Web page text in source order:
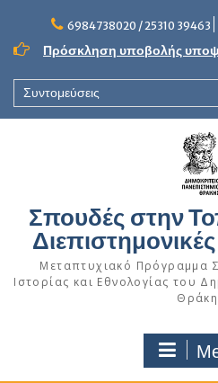
content
6984738020 / 25310 39463
Πρόσκληση υποβολής
Συντομεύσεις
Σπουδές στην
Μεταπτυχιακό Πρόγραμμα
Ιστορίας και Εθνολογίας του